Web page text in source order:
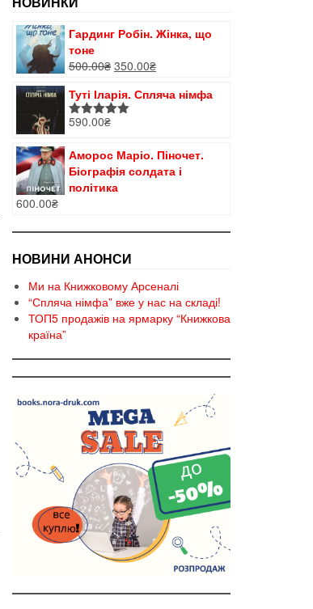
Гардинг Робін. Жінка, що
тоне
500.00₴ Оригінальна
500.00₴.
350.00₴Поточна
350.00₴.
Туті Іларія. Спляча німфа
Оцінено в
590.00₴
Аморос Маріо. Піночет.
Біографія солдата і
політика
600.00₴
НОВИНИ АНОНСИ
Ми на Книжковому Арсеналі
“Спляча німфа” вже у нас на складі!
ТОП5 продажів на ярмарку “Книжкова
країна”